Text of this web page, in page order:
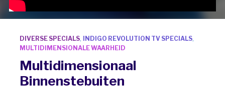
DIVERSE SPECIALS, INDIGO REVOLUTION TV SPECIALS,
MULTIDIMENSIONALE WAARHEID
Multidimensionaal
Binnenstebuiten